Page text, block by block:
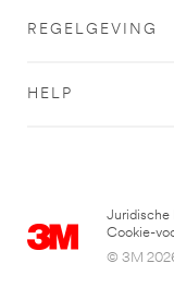
REGELGEVING
HELP
Juridische
Cookie-
© 3M